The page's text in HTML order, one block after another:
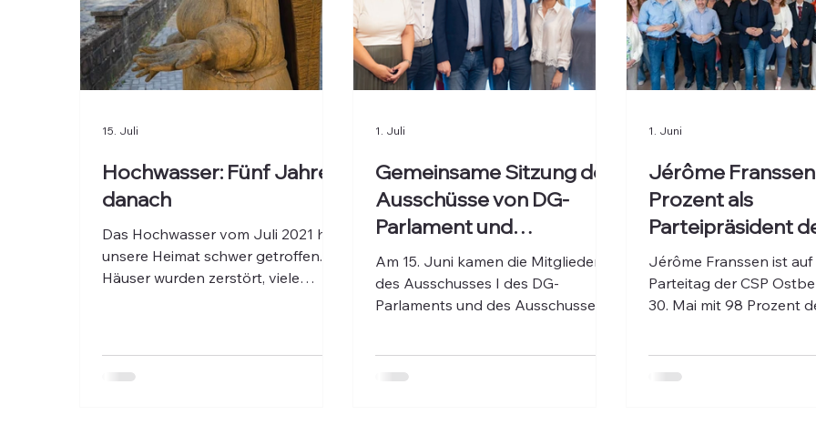
Hochwasser: Fünf Jahre
danach
Das Hochwasser vom Juli 2021 hat
unsere Heimat schwer getroffen.
Häuser wurden zerstört, viele
15. Juli
Gemeinsame Sitzung der
Ausschüsse von DG-
Parlament und
Wallonischem Parlament
Am 15. Juni kamen die Mitglieder
des Ausschusses I des DG-
Parlaments und des Ausschusses
gemeinsamen Sitzung zusammen.
1. Juli
Jérôme Franssen
Prozent als
Parteipräsident
Ostbelgien
(Parteitag)
Jérôme Franssen ist auf
Parteitag der CSP
30. Mai mit 98 Prozent
Der Parteitag fand im
1. Juni